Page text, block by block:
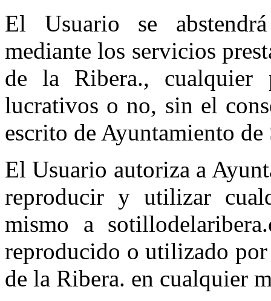
El Usuario se
mediante los servicios
de la Ribera.,
lucrativos o no, sin el
escrito de Ayuntamiento
El Usuario autoriza a
reproducir y utilizar
mismo a
reproducido o utilizado
de la Ribera. en cualquier